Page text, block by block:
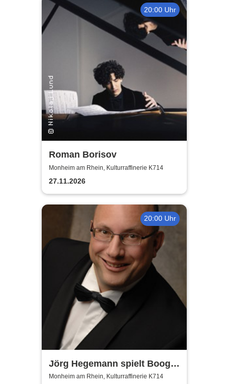
20:00 Uhr
Roman Borisov
Monheim am Rhein, Kulturraffinerie K714
27.11.2026
20:00 Uhr
Jörg Hegemann spielt Boogie
Woogie
Monheim am Rhein, Kulturraffinerie K714